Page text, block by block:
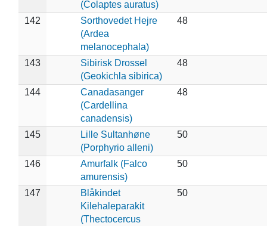
(Colaptes auratus)
142
Sorthovedet Hejre
(Ardea
melanocephala)
48
143
Sibirisk Drossel
(Geokichla sibirica)
48
144
Canadasanger
(Cardellina
canadensis)
48
145
Lille Sultanhøne
(Porphyrio alleni)
50
146
Amurfalk (Falco
amurensis)
50
147
Blåkindet
Kilehaleparakit
(Thectocercus
50